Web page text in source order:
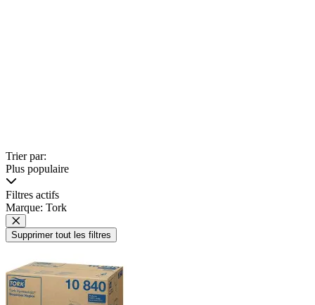
Trier par:
Plus populaire
Filtres actifs
Marque: Tork
Supprimer tout les filtres